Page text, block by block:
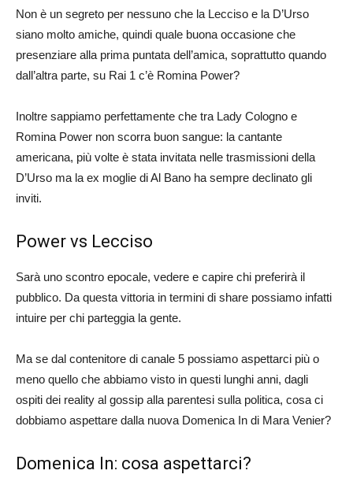
Non è un segreto per nessuno che la Lecciso e la D’Urso
siano molto amiche, quindi quale buona occasione che
presenziare alla prima puntata dell’amica, soprattutto quando
dall’altra parte, su Rai 1 c’è Romina Power?
Inoltre sappiamo perfettamente che tra Lady Cologno e
Romina Power non scorra buon sangue: la cantante
americana, più volte è stata invitata nelle trasmissioni della
D’Urso ma la ex moglie di Al Bano ha sempre declinato gli
inviti.
Power vs Lecciso
Sarà uno scontro epocale, vedere e capire chi preferirà il
pubblico. Da questa vittoria in termini di share possiamo infatti
intuire per chi parteggia la gente.
Ma se dal contenitore di canale 5 possiamo aspettarci più o
meno quello che abbiamo visto in questi lunghi anni, dagli
ospiti dei reality al gossip alla parentesi sulla politica, cosa ci
dobbiamo aspettare dalla nuova Domenica In di Mara Venier?
Domenica In: cosa aspettarci?